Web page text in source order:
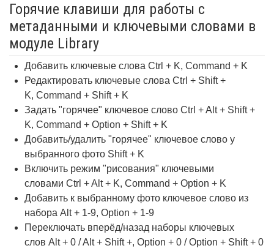
Горячие клавиши для работы с
метаданными и ключевыми словами в
модуле Library
Добавить ключевые слова Ctrl + K, Command + K
Редактировать ключевые слова Ctrl + Shift +
K, Command + Shift + K
Задать "горячее" ключевое слово Ctrl + Alt + Shift +
K, Command + Option + Shift + K
Добавить/удалить "горячее" ключевое слово у
выбранного фото Shift + K
Включить режим "рисования" ключевыми
словами Ctrl + Alt + K, Command + Option + K
Добавить к выбранному фото ключевое слово из
набора Alt + 1-9, Option + 1-9
Переключать вперёд/назад наборы ключевых
слов Alt + 0 / Alt + Shift +, Option + 0 / Option + Shift + 0